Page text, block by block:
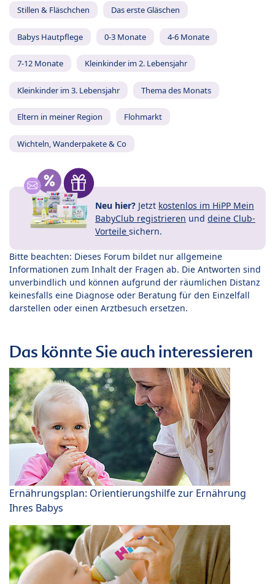
Stillen & Fläschchen Das erste Gläschen
Babys Hautpflege 0-3 Monate 4-6 Monate
7-12 Monate Kleinkinder im 2. Lebensjahr
Kleinkinder im 3. Lebensjahr Thema des Monats
Eltern in meiner Region Flohmarkt
Wichteln, Wanderpakete & Co
Neu hier? Jetzt kostenlos im HiPP Mein
BabyClub registrieren und deine Club-
Vorteile sichern.
Bitte beachten: Dieses Forum bildet nur allgemeine
Informationen zum Inhalt der Fragen ab. Die Antworten sind
unverbindlich und können aufgrund der räumlichen Distanz
keinesfalls eine Diagnose oder Beratung für den Einzelfall
darstellen oder einen Arztbesuch ersetzen.
Das könnte Sie auch interessieren
Ernährungsplan: Orientierungshilfe zur Ernährung
Ihres Babys